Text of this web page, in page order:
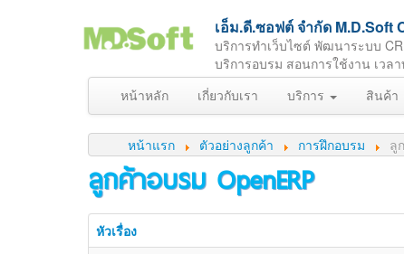
เอ็ม.ดี.ซอฟต์ จำกัด M.D.Soft
บริการทำเว็บไซต์ พัฒนาระบบ
บริการอบรม สอนการใช้งาน เวล
หน้าหลัก เกี่ยวกับเรา บริการ สินค้า
หน้าแรก ตัวอย่างลูกค้า การฝึกอบรม ลู
ลูกค้าอบรม OpenERP
หัวเรื่อง